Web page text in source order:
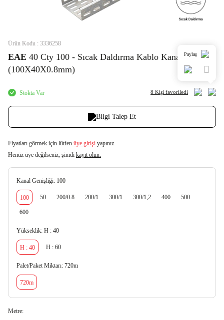
Ürün Kodu : 3336258
EAE 40 Cty 100 - Sıcak Daldırma Kablo Kanalı
(100X40X0.8mm)
Stokta Var 8 Kişi favoriledi
Paylaş
Bilgi Talep Et
Fiyatları görmek için lütfen üye girişi yapınız.
Henüz üye değilseniz, şimdi kayıt olun.
Kanal Genişliği: 100
100 50 200/0.8 200/1 300/1 300/1,2 400 500
600
Yükseklik: H : 40
H : 40 H : 60
Palet/Paket Miktarı: 720m
720m
Metre: